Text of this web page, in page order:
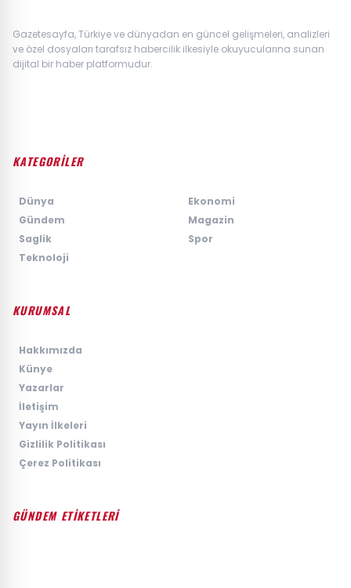
Gazetesayfa, Türkiye ve dünyadan en güncel gelişmeleri, analizleri
ve özel dosyaları tarafsız habercilik ilkesiyle okuyucularına sunan
dijital bir haber platformudur.
KATEGORİLER
Dünya
Ekonomi
Gündem
Magazin
Saglik
Spor
Teknoloji
KURUMSAL
Hakkımızda
Künye
Yazarlar
İletişim
Yayın İlkeleri
Gizlilik Politikası
Çerez Politikası
GÜNDEM ETİKETLERİ